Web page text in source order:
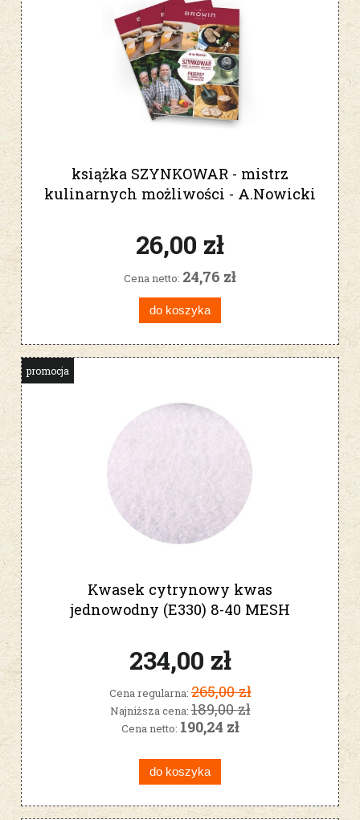
książka SZYNKOWAR - mistrz
kulinarnych możliwości - A.Nowicki
26,00 zł
Cena netto: 24,76 zł
do koszyka
Kwasek cytrynowy kwas
jednowodny (E330) 8-40 MESH
234,00 zł
Cena regularna:265,00 zł
Najniższa cena:189,00 zł
Cena netto: 190,24 zł
do koszyka
promocja